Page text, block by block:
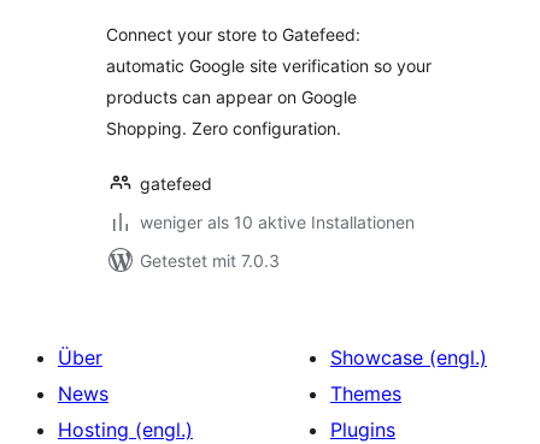
Connect your store to Gatefeed:
automatic Google site verification so your
products can appear on Google
Shopping. Zero configuration.
gatefeed
weniger als 10 aktive Installationen
Getestet mit 7.0.3
Über
News
Hosting (engl.)
Showcase (engl.)
Themes
Plugins